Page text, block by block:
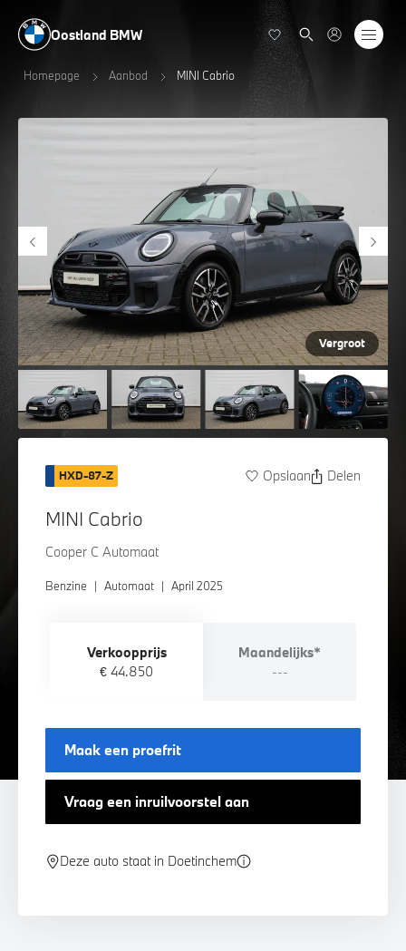
Oostland BMW
Homepage Aanbod MINI Cabrio
Vergroot
HXD-87-Z Opslaan Delen
MINI Cabrio
Cooper C Automaat
Benzine | Automaat | April 2025
Verkoopprijs
€ 44.850
Maandelijks*
---
Maak een proefrit
Vraag een inruilvoorstel aan
Deze auto staat in Doetinchem